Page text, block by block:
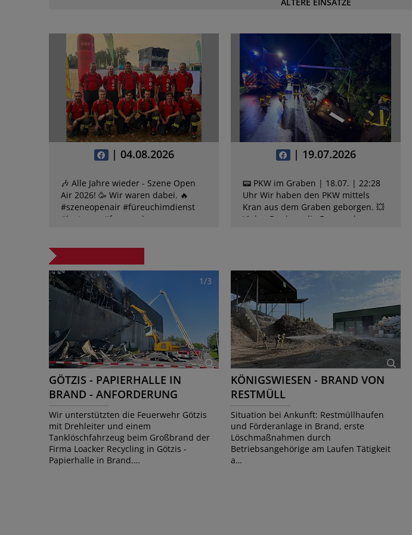
ÄLTERE EINSÄTZE
| 04.08.2026
🎶 Alle Jahre wieder - Szene Open
Air 2026! 🥳 Wir waren dabei. 🔥
#szeneopenair #füreuchimdienst
#lustenau #feuerwehr
| 19.07.2026
📟 PKW im Graben | 18.07. | 22:28
Uhr Wir haben den PKW mittels
Kran aus dem Graben geborgen. 💥
Vielen Dank an die Feuerwehr
1/3
GÖTZIS - PAPIERHALLE IN
BRAND - ANFORDERUNG
DREHLEITERZUG
Wir unterstützten die Feuerwehr Götzis
mit Drehleiter und einem
Tanklöschfahrzeug beim Großbrand der
Firma Loacker Recycling in Götzis -
Papierhalle in Brand.…
1/1
KÖNIGSWIESEN - BRAND VON
RESTMÜLL
Situation bei Ankunft: Restmüllhaufen
und Förderanlage in Brand, erste
Löschmaßnahmen durch
Betriebsangehörige am Laufen Tätigkeit
a…